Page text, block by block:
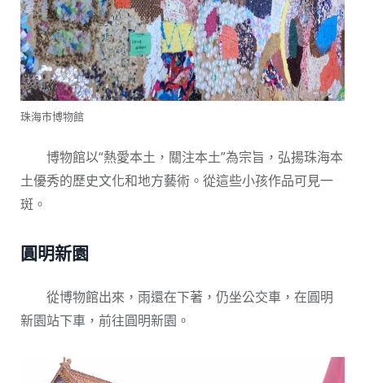
珠海市博物館
博物館以“熱愛本土，關注本土”為宗旨，弘揚珠海本
土優秀的歷史文化和地方藝術。從這些小孩作品可見一
斑。
圓明新園
從博物館出來，雨還在下著，仍坐公交車，在圓明
新園站下車，前往圓明新園。